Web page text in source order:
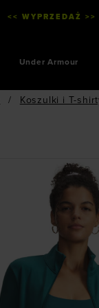
<< WYPRZEDAŻ
Under Armour
/ Koszulki i T-